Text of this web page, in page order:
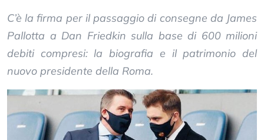
C’è la firma per il passaggio di consegne da James
Pallotta a Dan Friedkin sulla base di 600 milioni
debiti compresi: la biografia e il patrimonio del
nuovo presidente della Roma.